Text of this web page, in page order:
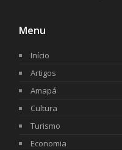
Menu
Início
Artigos
Amapá
Cultura
Turismo
Economia